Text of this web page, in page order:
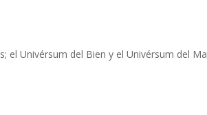
el Univérsum del Bien y el Univérsum del